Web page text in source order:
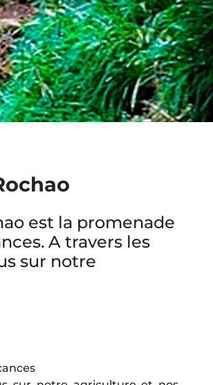
est la promenade
A travers les
sur notre